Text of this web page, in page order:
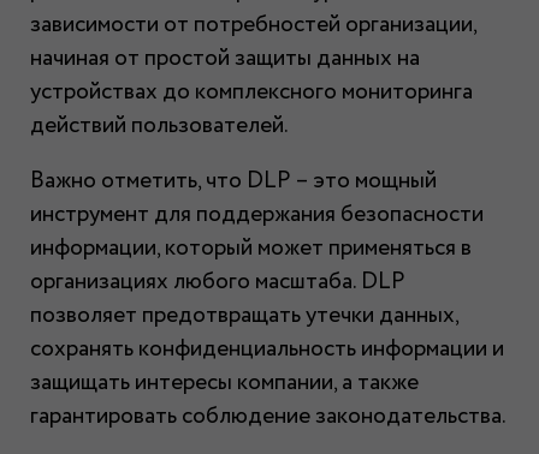
зависимости от потребностей организации,
начиная от простой защиты данных на
устройствах до комплексного мониторинга
действий пользователей.
Важно отметить, что DLP – это мощный
инструмент для поддержания безопасности
информации, который может применяться в
организациях любого масштаба. DLP
позволяет предотвращать утечки данных,
сохранять конфиденциальность информации и
защищать интересы компании, а также
гарантировать соблюдение законодательства.